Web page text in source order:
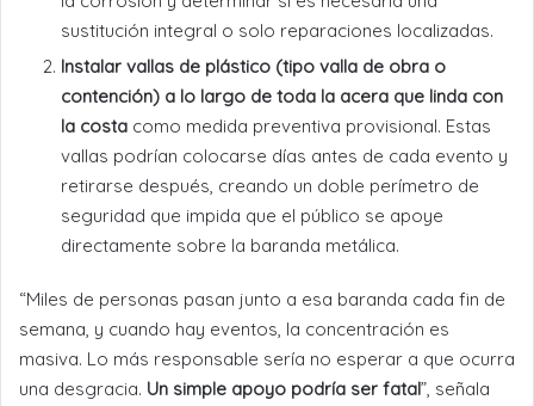
sustitución integral o solo reparaciones localizadas.
Instalar vallas de plástico (tipo valla de obra o
contención) a lo largo de toda la acera que linda con
la costa como medida preventiva provisional. Estas
vallas podrían colocarse días antes de cada evento y
retirarse después, creando un doble perímetro de
seguridad que impida que el público se apoye
directamente sobre la baranda metálica.
“Miles de personas pasan junto a esa baranda cada fin de
semana, y cuando hay eventos, la concentración es
masiva. Lo más responsable sería no esperar a que ocurra
una desgracia. Un simple apoyo podría ser fatal”, señala